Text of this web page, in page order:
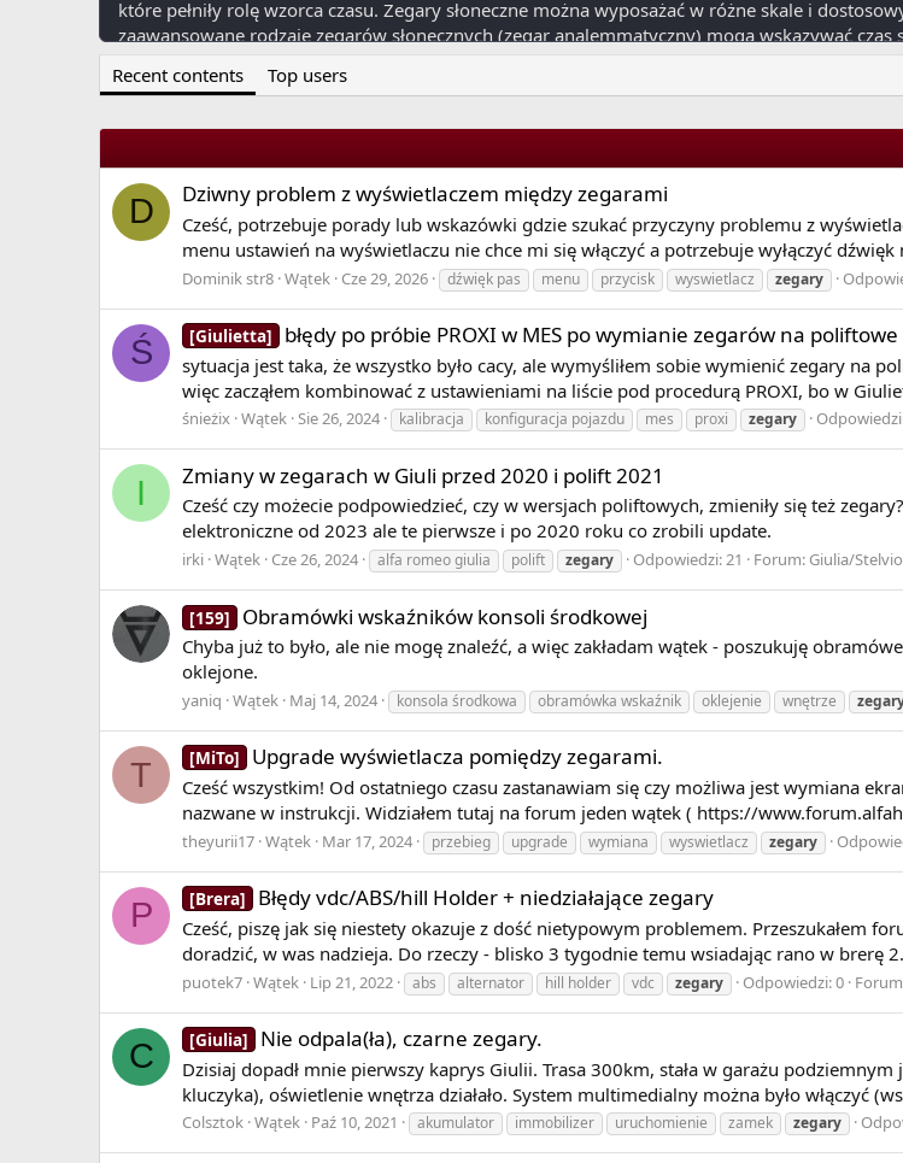
które pełniły rolę wzorca czasu. Zegary słoneczne można wyposażać w różne skale i
zaawansowane rodzaje zegarów słonecznych (zegar analemmatyczny) mogą wskazywać
kilku dni).
View More On Wikipedia.org
Recent contents Top users
D Dziwny problem z wyświetlaczem między zegarami
Cześć, potrzebuje porady lub wskazówki gdzie szukać przyczyny problemu z
menu ustawień na wyświetlaczu nie chce mi się włączyć a potrzebuje wyłączyć
Dominik str8 Wątek Cze 29, 2026 dźwięk pas menu przycisk wyswietlacz zegary
Ś [Giulietta] błędy po próbie PROXI w MES po wymianie zegarów na poliftowe
sytuacja jest taka, że wszystko było cacy, ale wymyśliłem sobie wymienić zegary na
więc zacząłem kombinować z ustawieniami na liście pod procedurą PROXI, bo w
śnieżix Wątek Sie 26, 2024 kalibracja konfiguracja pojazdu mes proxi zegary
I Zmiany w zegarach w Giuli przed 2020 i polift 2021
Cześć czy możecie podpowiedzieć, czy w wersjach poliftowych, zmieniły się też
elektroniczne od 2023 ale te pierwsze i po 2020 roku co zrobili update.
irki Wątek Cze 26, 2024 alfa romeo giulia polift zegary Odpowiedzi: 21 Forum: Giulia/Stelvio
[159] Obramówki wskaźników konsoli środkowej
Chyba już to było, ale nie mogę znaleźć, a więc zakładam wątek - poszukuję
oklejone.
yaniq Wątek Maj 14, 2024 konsola środkowa obramówka wskaźnik oklejenie wnętrze
T [MiTo] Upgrade wyświetlacza pomiędzy zegarami.
Cześć wszystkim! Od ostatniego czasu zastanawiam się czy możliwa jest wymiana
nazwane w instrukcji. Widziałem tutaj na forum jeden wątek ( https://
theyurii17 Wątek Mar 17, 2024 przebieg upgrade wymiana wyswietlacz zegary
P [Brera] Błędy vdc/ABS/hill Holder + niedziałające zegary
Cześć, piszę jak się niestety okazuje z dość nietypowym problemem. Przeszukałem
doradzić, w was nadzieja. Do rzeczy - blisko 3 tygodnie temu wsiadając rano w brerę
puotek7 Wątek Lip 21, 2022 abs alternator hill holder vdc zegary Odpowiedzi: 0
C [Giulia] Nie odpala(ła), czarne zegary.
Dzisiaj dopadł mnie pierwszy kaprys Giulii. Trasa 300km, stała w garażu
kluczyka), oświetlenie wnętrza działało. System multimedialny można było włączyć
Colsztok Wątek Paź 10, 2021 akumulator immobilizer uruchomienie zamek zegary